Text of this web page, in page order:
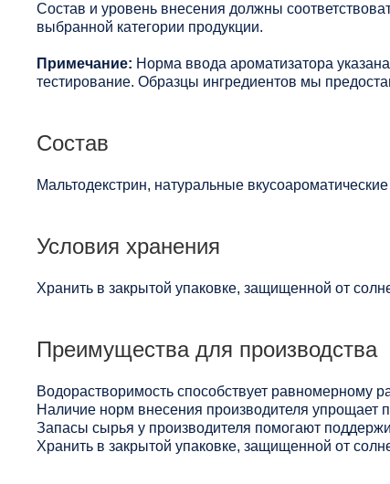
Состав и уровень внесения должны
выбранной категории продукции.
Примечание: Норма ввода ароматизатора
тестирование. Образцы ингредиентов мы
Состав
Мальтодекстрин, натуральные
Условия хранения
Хранить в закрытой упаковке, защищенной от
Преимущества для производства
Водорастворимость способствует равномерному
Наличие норм внесения производителя упрощает
Запасы сырья у производителя помогают
Хранить в закрытой упаковке, защищенной от